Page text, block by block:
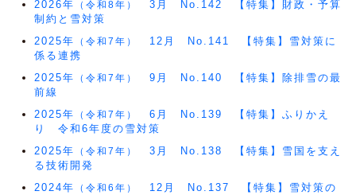
2026年 （令和8年）
3月 No.142 【特集】財政・予算
制約と雪対策
2025年
（令和7年）
12月 No.141 【特集】雪対策に
係る連携
2025年
（令和7年）
9月 No.140 【特集】除排雪の最
前線
2025年
（令和7年）
6月 No.139 【特集】ふりかえ
り 令和6年度の雪対策
2025年
（令和7年）
3月 No.138 【特集】雪国を支え
る技術開発
2024年
（令和6年）
12月 No.137 【特集】雪対策の